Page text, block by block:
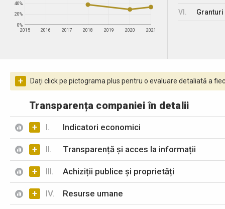
2015 2016 2017 2018 2019 2020 2021
0%
20%
40%
VI.
+ Dați click pe pictograma plus pentru o evaluare detaliată a
Transparența companiei în detalii
+ I. Indicatori economici
+ II. Transparență și acces la informații
+ III. Achiziții publice și proprietăți
+ IV. Resurse umane